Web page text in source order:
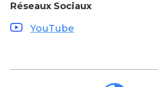
Réseaux Sociaux
YouTube